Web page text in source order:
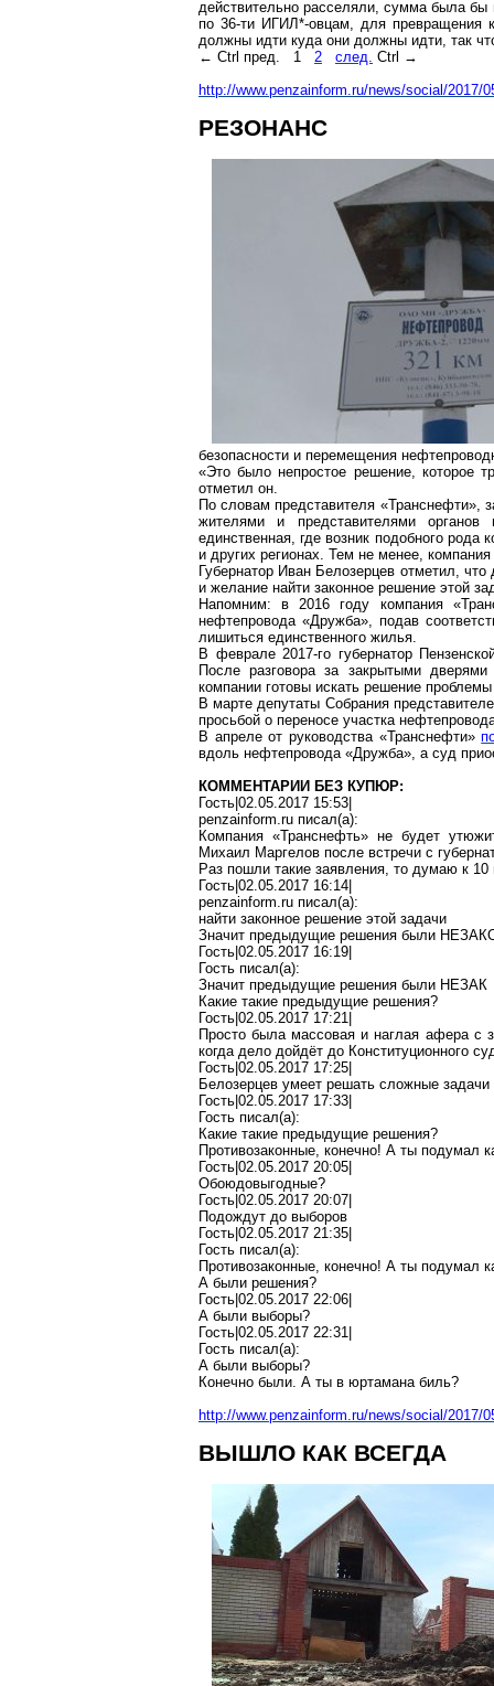
действительно расселяли, сумма была
по 36-ти ИГИЛ*-овцам, для превращения
должны идти куда они должны идти, так
← Ctrl пред. 1 2 след. Ctrl →
http://www.penzainform.ru/news/social/2017/
РЕЗОНАНС
безопасности и перемещения
«Это было непростое решение, которое
отметил он.
По словам представителя «Транснефти»,
жителями и представителями
единственная, где возник подобного
и других регионах. Тем не менее,
Губернатор Иван Белозерцев отметил, что
и желание найти законное решение этой
Напомним: в 2016 году компания «
нефтепровода «Дружба», подав
лишиться единственного жилья.
В феврале 2017-го губернатор
После разговора за закрытыми дверями
компании готовы искать решение
В марте депутаты Собрания
просьбой о переносе участка
В апреле от руководства «Транснефти»
вдоль нефтепровода «Дружба», а суд
КОММЕНТАРИИ БЕЗ КУПЮР:
Гость|02.05.2017 15:53|
penzainform.ru писал(a):
Компания «Транснефть» не будет
Михаил Маргелов после встречи с
Раз пошли такие заявления, то думаю к
Гость|02.05.2017 16:14|
penzainform.ru писал(a):
найти законное решение этой задачи
Значит предыдущие решения были
Гость|02.05.2017 16:19|
Гость писал(a):
Значит предыдущие решения были НЕЗАК
Какие такие предыдущие решения?
Гость|02.05.2017 17:21|
Просто была массовая и наглая афера с
когда дело дойдёт до Конституционного
Гость|02.05.2017 17:25|
Белозерцев умеет решать сложные задачи
Гость|02.05.2017 17:33|
Гость писал(a):
Какие такие предыдущие решения?
Противозаконные, конечно! А ты подумал
Гость|02.05.2017 20:05|
Обоюдовыгодные?
Гость|02.05.2017 20:07|
Подождут до выборов
Гость|02.05.2017 21:35|
Гость писал(a):
Противозаконные, конечно! А ты подумал
А были решения?
Гость|02.05.2017 22:06|
А были выборы?
Гость|02.05.2017 22:31|
Гость писал(a):
А были выборы?
Конечно были. А ты в юртамана биль?
http://www.penzainform.ru/news/social/2017/
ВЫШЛО КАК ВСЕГДА